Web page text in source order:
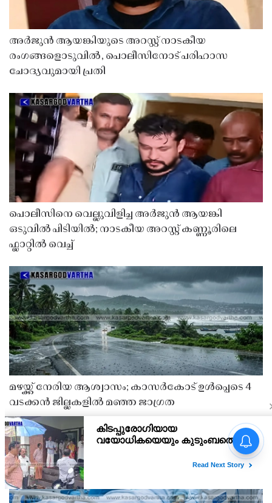
അർജുൻ ആയങ്കിയുടെ അറസ്റ്റ് നാടകീയ
രംഗങ്ങളൊടുവിൽ, പൊലീസിനോട് പരിഹാസ
ചോദ്യവുമായി പ്രതി
പൊലീസിനെ വെല്ലുവിളിച്ച അർജുൻ ആയങ്കി
ഒടുവിൽ പിടിയിൽ; നാടകീയ അറസ്റ്റ് കണ്ണൂരിലെ
ഫ്ലാറ്റിൽ വെച്ച്
മഴയ്ക്ക് നേരിയ ആശ്വാസം; കാസർകോട് ഉൾപ്പെടെ 4
വടക്കൻ ജില്ലകളിൽ മഞ്ഞ ജാഗ്രത
അർജുൻ ആയങ്കിയുടെ
അറസ്റ്റ് നാടകീയ
പൊലീസിനോട് പരിഹാസ